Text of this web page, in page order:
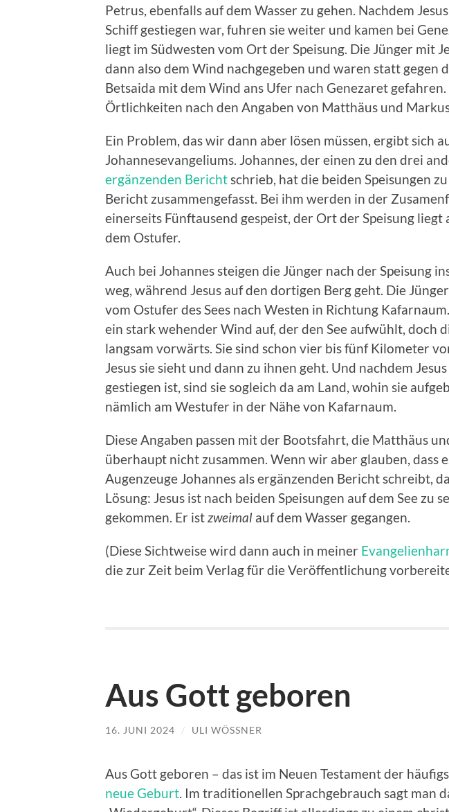
Petrus, ebenfalls auf dem Wasser zu gehen. Nachdem
Schiff gestiegen war, fuhren sie weiter und kamen bei
liegt im Südwesten vom Ort der Speisung. Die Jünger mit
dann also dem Wind nachgegeben und waren statt gegen
Betsaida mit dem Wind ans Ufer nach Genezaret
Örtlichkeiten nach den Angaben von Matthäus und
Ein Problem, das wir dann aber lösen müssen, ergibt sich
Johannesevangeliums. Johannes, der einen zu den drei
ergänzenden Berichtschrieb, hat die beiden Speisungen
Bericht zusammengefasst. Bei ihm werden in der
einerseits Fünftausend gespeist, der Ort der Speisung
dem Ostufer.
Auch bei Johannes steigen die Jünger nach der Speisung
weg, während Jesus auf den dortigen Berg geht. Die
vom Ostufer des Sees nach Westen in Richtung
ein stark wehender Wind auf, der den See aufwühlt, doch
langsam vorwärts. Sie sind schon vier bis fünf Kilometer
Jesus sie sieht und dann zu ihnen geht. Und nachdem
gestiegen ist, sind sie sogleich da am Land, wohin sie
nämlich am Westufer in der Nähe von Kafarnaum.
Diese Angaben passen mit der Bootsfahrt, die Matthäus
überhaupt nicht zusammen. Wenn wir aber glauben, dass
Augenzeuge Johannes als ergänzenden Bericht schreibt,
Lösung: Jesus ist nach beiden Speisungen auf dem See zu
gekommen. Er istzweimal auf dem Wasser gegangen.
(Diese Sichtweise wird dann auch in meiner
die zur Zeit beim Verlag für die Veröffentlichung
Aus Gott geboren
16. JUNI 2024 / ULI WÖSSNER
Aus Gott geboren – das ist im Neuen Testament der
neue Geburt. Im traditionellen Sprachgebrauch sagt man